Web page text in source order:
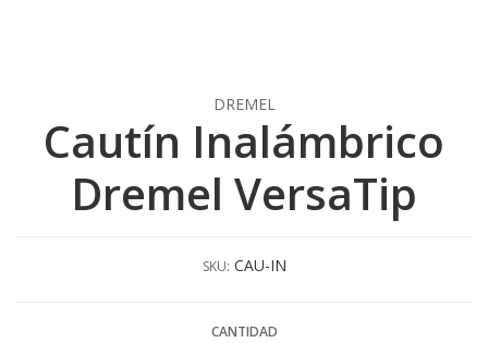
DREMEL
Cautín Inalámbrico
Dremel VersaTip
SKU: CAU-IN
CANTIDAD